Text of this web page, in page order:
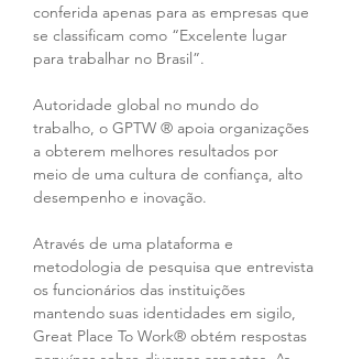
conferida apenas para as empresas que
se classificam como “Excelente lugar
para trabalhar no Brasil”.
Autoridade global no mundo do
trabalho, o GPTW ® apoia organizações
a obterem melhores resultados por
meio de uma cultura de confiança, alto
desempenho e inovação.
Através de uma plataforma e
metodologia de pesquisa que entrevista
os funcionários das instituições
mantendo suas identidades em sigilo,
Great Place To Work® obtém respostas